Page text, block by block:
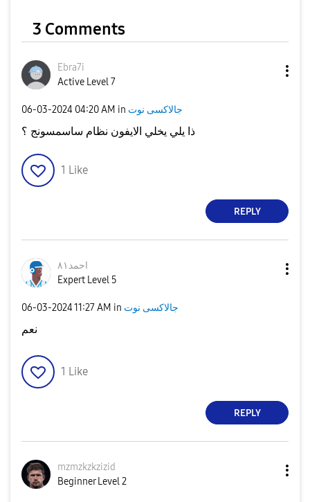
3 Comments
Ebra7i
Active Level 7
‎06-03-2024 04:20 AM in جالاكسى نوت
ذا يلي يخلي الايفون نظام ساسمسونج ؟
1 Like
REPLY
احمد٨١
Expert Level 5
‎06-03-202411:27 AM in جالاكسى نوت
نعم
1 Like
REPLY
mzmzkzkzizid
Beginner Level 2